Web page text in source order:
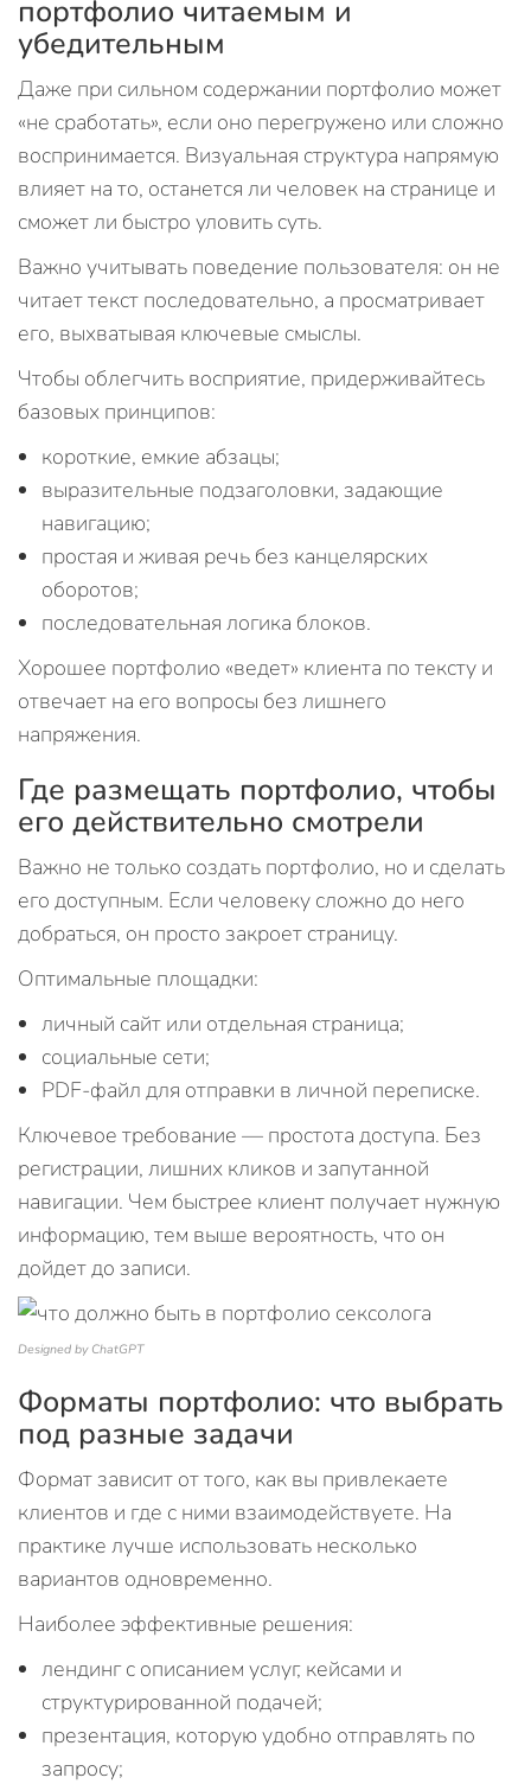
портфолио читаемым и
убедительным
Даже при сильном содержании портфолио может
«не сработать», если оно перегружено или сложно
воспринимается. Визуальная структура напрямую
влияет на то, останется ли человек на странице и
сможет ли быстро уловить суть.
Важно учитывать поведение пользователя: он не
читает текст последовательно, а просматривает
его, выхватывая ключевые смыслы.
Чтобы облегчить восприятие, придерживайтесь
базовых принципов:
короткие, емкие абзацы;
выразительные подзаголовки, задающие
навигацию;
простая и живая речь без канцелярских
оборотов;
последовательная логика блоков.
Хорошее портфолио «ведет» клиента по тексту и
отвечает на его вопросы без лишнего
напряжения.
Где размещать портфолио, чтобы
его действительно смотрели
Важно не только создать портфолио, но и сделать
его доступным. Если человеку сложно до него
добраться, он просто закроет страницу.
Оптимальные площадки:
личный сайт или отдельная страница;
социальные сети;
PDF-файл для отправки в личной переписке.
Ключевое требование — простота доступа. Без
регистрации, лишних кликов и запутанной
навигации. Чем быстрее клиент получает нужную
информацию, тем выше вероятность, что он
дойдет до записи.
Designed by ChatGPT
Форматы портфолио: что выбрать
под разные задачи
Формат зависит от того, как вы привлекаете
клиентов и где с ними взаимодействуете. На
практике лучше использовать несколько
вариантов одновременно.
Наиболее эффективные решения:
лендинг с описанием услуг, кейсами и
структурированной подачей;
презентация, которую удобно отправлять по
запросу;